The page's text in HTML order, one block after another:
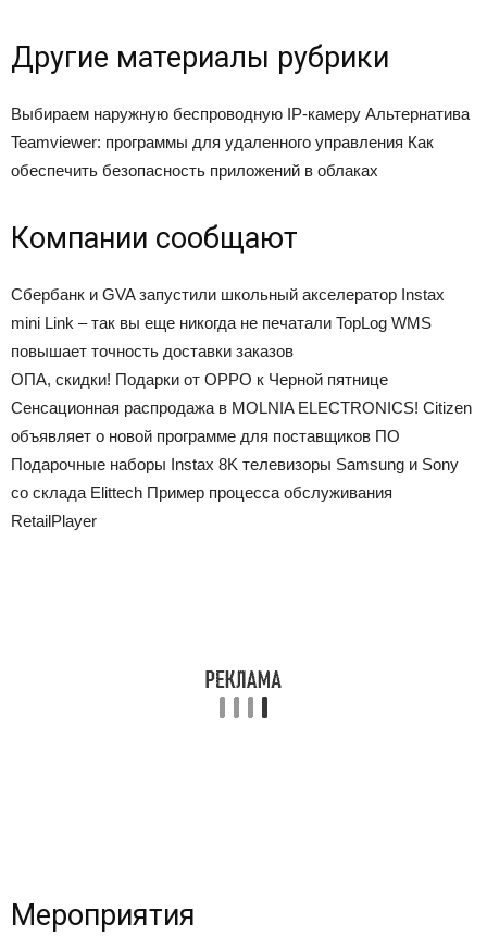
Другие материалы рубрики
Выбираем наружную беспроводную IP-камеру Альтернатива
Teamviewer: программы для удаленного управления Как
обеспечить безопасность приложений в облаках
Компании сообщают
Сбербанк и GVA запустили школьный акселератор Instax
mini Link – так вы еще никогда не печатали TopLog WMS
повышает точность доставки заказов
ОПА, скидки! Подарки от OPPO к Черной пятнице
Сенсационная распродажа в MOLNIA ELECTRONICS! Citizen
объявляет о новой программе для поставщиков ПО
Подарочные наборы Instax 8K телевизоры Samsung и Sony
со склада Elittech Пример процесса обслуживания
RetailPlayer
Мероприятия